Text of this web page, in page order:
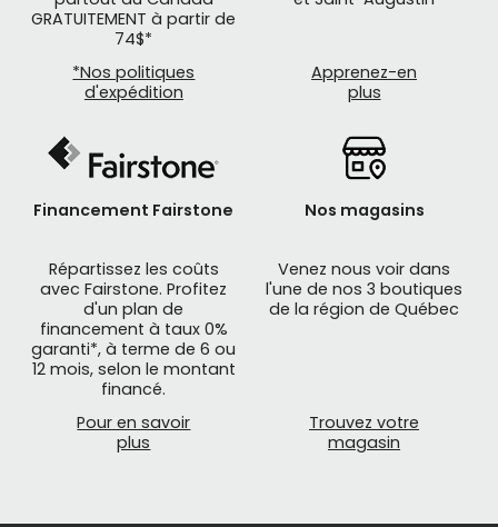
GRATUITEMENT à partir de
74$*
*Nos politiques
d'expédition
Apprenez-en
plus
Financement Fairstone
Répartissez les coûts
avec Fairstone. Profitez
d'un plan de
financement à taux 0%
garanti*, à terme de 6 ou
12 mois, selon le montant
financé.
Pour en savoir
plus
Nos magasins
Venez nous voir dans
l'une de nos 3 boutiques
de la région de Québec
Trouvez votre
magasin